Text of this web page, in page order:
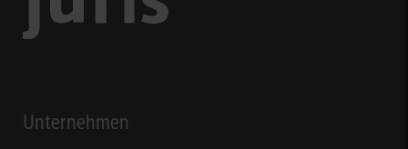
Unternehmen